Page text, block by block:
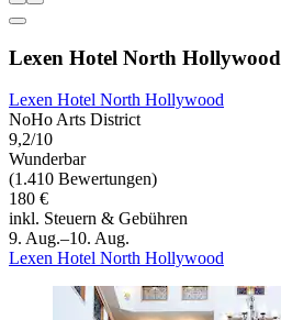
Lexen Hotel North Hollywood
Lexen Hotel North Hollywood
NoHo Arts District
9,2/10
Wunderbar
(1.410 Bewertungen)
180 €
inkl. Steuern & Gebühren
9. Aug.–10. Aug.
Lexen Hotel North Hollywood